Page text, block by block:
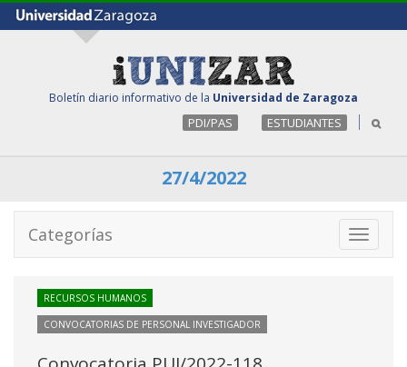
Boletín diario informativo de la Universidad de Zaragoza
PDI/PAS ESTUDIANTES
27/4/2022
Toggle
Categorías
RECURSOS HUMANOS
CONVOCATORIAS DE PERSONAL INVESTIGADOR